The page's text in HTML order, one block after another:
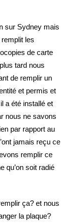
sur Sydney mais
les
de carte
tard nous
de remplir un
et permis et
a été installé et
nous ne savons
par rapport au
jamais reçu ce
remplir ce
qu’on soit radié
ça? et nous
la plaque?